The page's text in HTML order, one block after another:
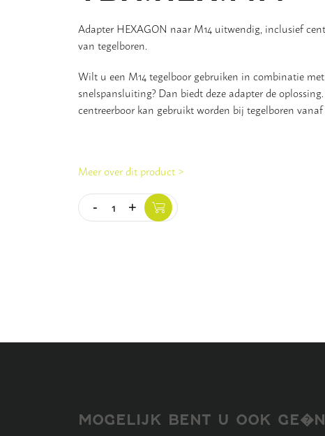
Adapter HEXAGON naar M14 uitwendig, inclusief
van tegelboren.
Wilt u een M14 tegelboor gebruiken in combinatie
snelspansluiting? Dan biedt deze adapter de
centreerboor kan gebruikt worden bij tegelboren
Meer over dit product >
Quantity
- +
MOGELIJK BENT U OOK